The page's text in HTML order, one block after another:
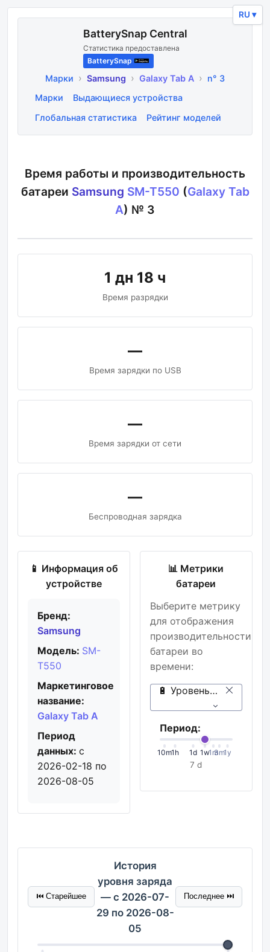
BatterySnap Central
Статистика предоставлена
BatterySnap
Марки › Samsung › Galaxy Tab A › n° 3
Марки
Выдающиеся устройства
Глобальная статистика
Рейтинг моделей
Время работы и производительность
батареи Samsung SM-T550 (Galaxy Tab
A) № 3
1 дн 18 ч
Время разрядки
—
Время зарядки по USB
—
Время зарядки от сети
—
Беспроводная зарядка
📱 Информация об
устройстве
Бренд:
Samsung
Модель: SM-
T550
Маркетинговое
название:
Galaxy Tab A
Период
данных: с
2026-02-18 по
2026-08-05
📊 Метрики
батареи
Выберите метрику
для отображения
производительности
батареи во
времени:
🔋 Уровень заряда (%)
Период:
10m1h 1d 1w1m3m1y
7 d
⏮ Старейшее
История
уровня заряда
— с 2026-07-
29 по 2026-08-
05
Последнее ⏭
RU ▾